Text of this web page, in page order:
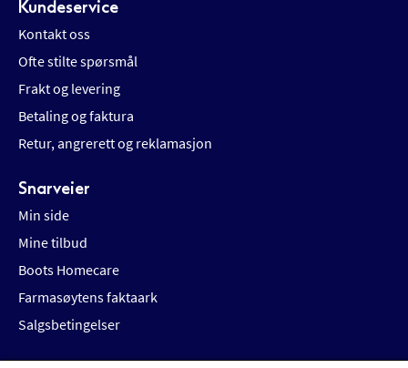
Kundeservice
Kontakt oss
Ofte stilte spørsmål
Frakt og levering
Betaling og faktura
Retur, angrerett og reklamasjon
Snarveier
Min side
Mine tilbud
Boots Homecare
Farmasøytens faktaark
Salgsbetingelser